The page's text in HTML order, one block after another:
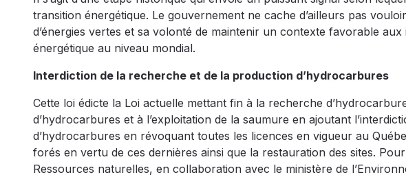
transition énergétique. Le gouvernement ne cache d’ailleurs pas
d’énergies vertes et sa volonté de maintenir un contexte favorable aux
énergétique au niveau mondial.
Interdiction de la recherche et de la production d’hydrocarbures
Cette loi édicte la Loi actuelle mettant fin à la recherche
d’hydrocarbures et à l’exploitation de la saumure en ajoutant
d’hydrocarbures en révoquant toutes les licences en vigueur au
forés en vertu de ces dernières ainsi que la restauration des sites.
Ressources naturelles, en collaboration avec le ministère de